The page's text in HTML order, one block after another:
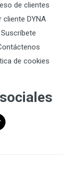
de clientes
cliente DYNA
Suscríbete
de cookies